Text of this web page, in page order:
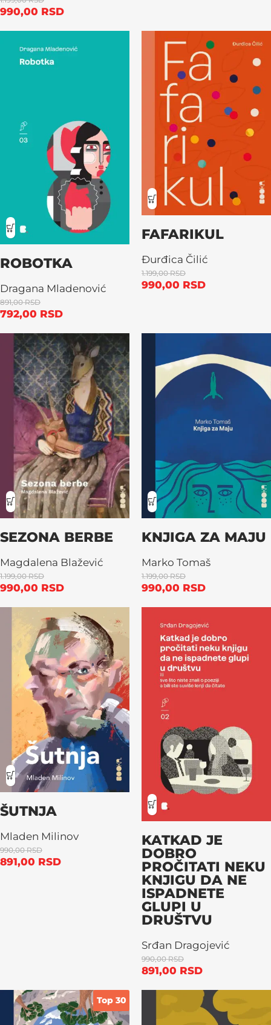
990,00 RSD
ROBOTKA
Dragana Mladenović
891,00RSD
792,00 RSD
FAFARIKUL
Đurđica Čilić
1.199,00RSD
990,00 RSD
SEZONA BERBE
Magdalena Blažević
1.199,00RSD
990,00 RSD
KNJIGA ZA MAJU
Marko Tomaš
1.199,00RSD
990,00 RSD
ŠUTNJA
Mladen Milinov
990,00RSD
891,00 RSD
KATKAD JE
DOBRO
PROČITATI NEKU
KNJIGU DA NE
ISPADNETE
GLUPI U
DRUŠTVU
Srđan Dragojević
990,00RSD
891,00 RSD
Top 30